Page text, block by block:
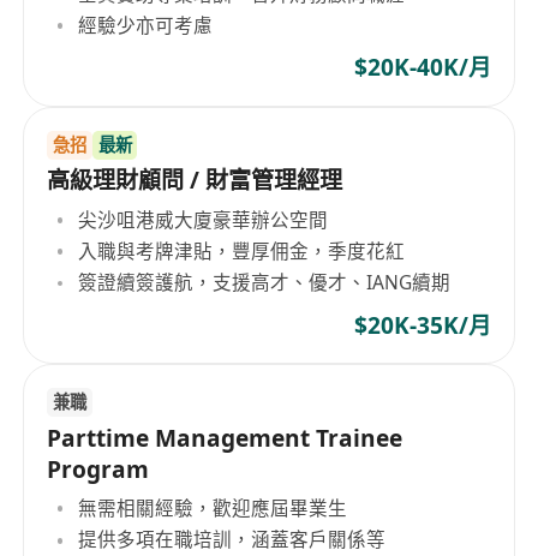
經驗少亦可考慮
$20K-40K/月
急招 最新
高級理財顧問 / 財富管理經理
尖沙咀港威大廈豪華辦公空間
入職與考牌津貼，豐厚佣金，季度花紅
簽證續簽護航，支援高才、優才、IANG續期
$20K-35K/月
兼職
Parttime Management Trainee
Program
無需相關經驗，歡迎應屆畢業生
提供多項在職培訓，涵蓋客戶關係等